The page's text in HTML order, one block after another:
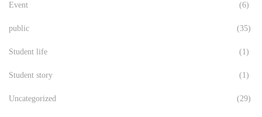
Event (6)
public (35)
Student life (1)
Student story (1)
Uncategorized (29)